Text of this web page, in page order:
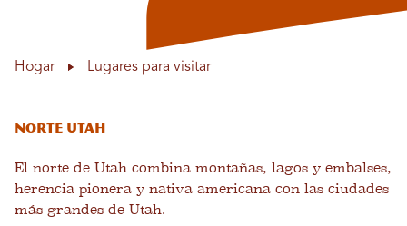
Hogar Lugares para visitar
Norte Utah
El norte de Utah combina montañas, lagos y embalses,
herencia pionera y nativa americana con las ciudades
más grandes de Utah.